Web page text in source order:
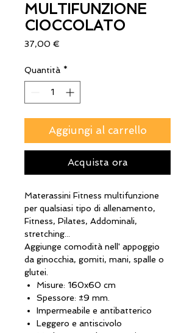
MULTIFUNZIONE
CIOCCOLATO
37,00 €
Quantità *
Aggiungi al carrello
Acquista ora
Materassini Fitness multifunzione
per qualsiasi tipo di allenamento,
Fitness, Pilates, Addominali,
stretching...
Aggiunge comodità nell' appoggio
da ginocchia, gomiti, mani, spalle o
glutei.
Misure: 160x60 cm
Spessore: ±9 mm.
Impermeabile e antibatterico
Leggero e antiscivolo